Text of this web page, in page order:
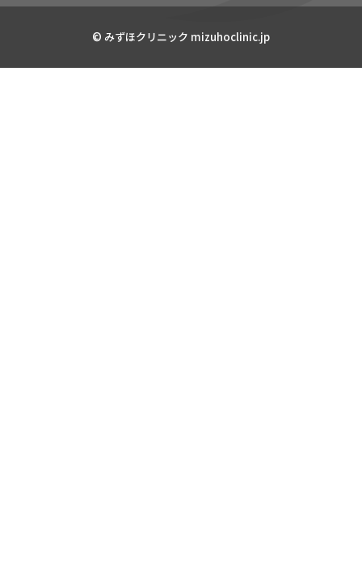
© みずほクリニック mizuhoclinic.jp